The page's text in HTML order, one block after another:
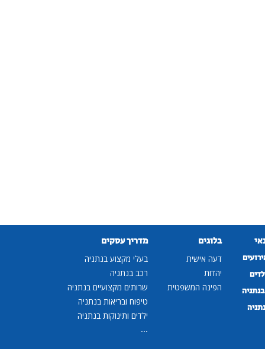
בלוגים
דעה אישית
יהדות
הפינה המשפטית
מדריך עסקים
בעלי מקצוע בנתניה
רכב בנתניה
שרותים מקצועיים בנתניה
טיפוח ובריאות בנתניה
ילדים ותינוקות בנתניה
...